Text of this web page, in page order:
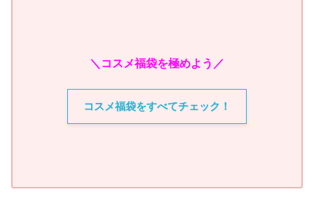
＼コスメ福袋を極めよう／
コスメ福袋をすべてチェック！